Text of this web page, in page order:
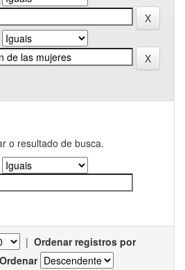
o resultado de busca.
| Ordenar registros por
Ordenar